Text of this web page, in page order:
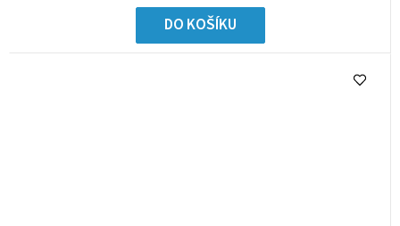
DO KOŠÍKU